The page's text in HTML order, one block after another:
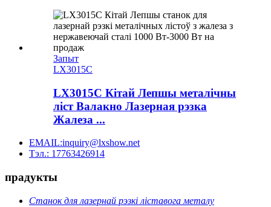
Запыт
LX3015C
LX3015C Кітай Лепшы металічны
ліст Валакно Лазерная рэзка
Жалеза ...
EMAIL:inquiry@lxshow.net
Тэл.: 17763426914
прадукты
Станок для лазернай рэзкі ліставога металу